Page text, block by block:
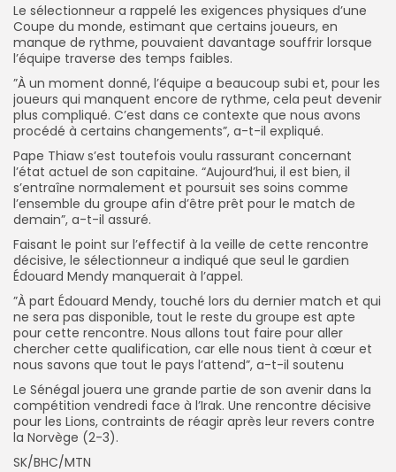
‎‎Le sélectionneur a rappelé les exigences physiques d’une
Coupe du monde, estimant que certains joueurs, en
manque de rythme, pouvaient davantage souffrir lorsque
l’équipe traverse des temps faibles.
‎”À un moment donné, l’équipe a beaucoup subi et, pour les
joueurs qui manquent encore de rythme, cela peut devenir
plus compliqué. C’est dans ce contexte que nous avons
procédé à certains changements”, a-t-il expliqué.
‎‎Pape Thiaw s’est toutefois voulu rassurant concernant
l’état actuel de son capitaine. “Aujourd’hui, il est bien, il
s’entraîne normalement et poursuit ses soins comme
l’ensemble du groupe afin d’être prêt pour le match de
demain”, a-t-il assuré.
‎Faisant le point sur l’effectif à la veille de cette rencontre
décisive, le sélectionneur a indiqué que seul le gardien
Édouard Mendy manquerait à l’appel.
‎”À part Édouard Mendy, touché lors du dernier match et qui
ne sera pas disponible, tout le reste du groupe est apte
pour cette rencontre. Nous allons tout faire pour aller
chercher cette qualification, car elle nous tient à cœur et
nous savons que tout le pays l’attend”, a-t-il soutenu
‎Le Sénégal jouera une grande partie de son avenir dans la
compétition vendredi face à l’Irak. Une rencontre décisive
pour les Lions, contraints de réagir après leur revers contre
la Norvège (2-3).
‎SK/BHC/MTN